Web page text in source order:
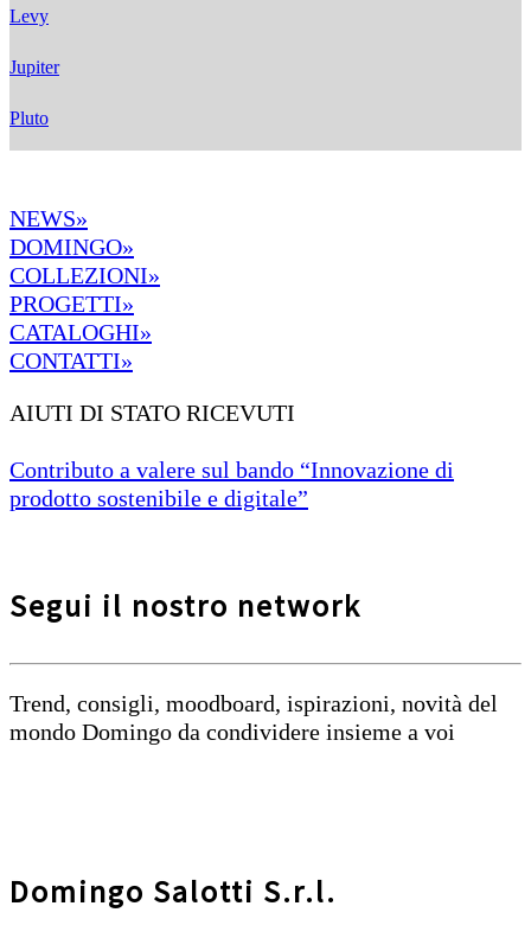
Levy
Jupiter
Pluto
NEWS»
DOMINGO»
COLLEZIONI»
PROGETTI»
CATALOGHI»
CONTATTI»
AIUTI DI STATO RICEVUTI
Contributo a valere sul bando “Innovazione di
prodotto sostenibile e digitale”
Segui il nostro network
Trend, consigli, moodboard, ispirazioni, novità del
mondo Domingo da condividere insieme a voi
Domingo Salotti S.r.l.